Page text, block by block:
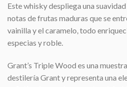
Este whisky despliega una
notas de frutas maduras que se
vainilla y el caramelo, todo
especias y roble.
Grant’s Triple Wood es una
destilería Grant y representa una